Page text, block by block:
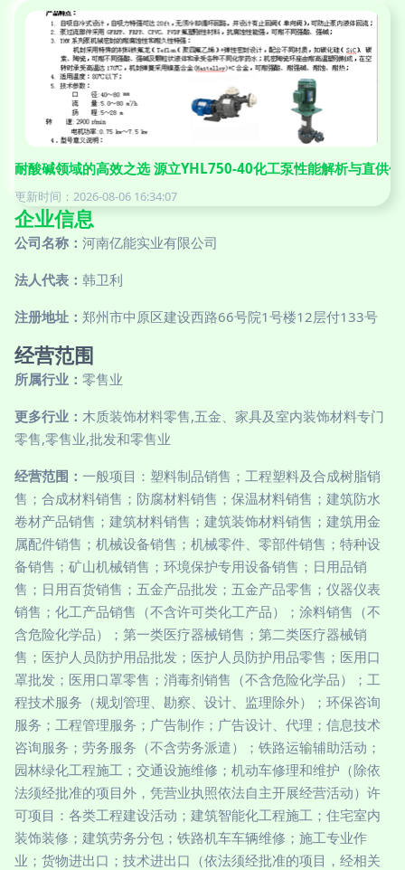
耐酸碱领域的高效之选 源立YHL750-40化工泵性能解析与直供
更新时间：2026-08-06 16:34:07
企业信息
公司名称： 河南亿能实业有限公司
法人代表： 韩卫利
注册地址： 郑州市中原区建设西路66号院1号楼12层付133号
经营范围
所属行业： 零售业
更多行业： 木质装饰材料零售,五金、家具及室内装饰材料专门
零售,零售业,批发和零售业
经营范围： 一般项目：塑料制品销售；工程塑料及合成树脂销
售；合成材料销售；防腐材料销售；保温材料销售；建筑防水
卷材产品销售；建筑材料销售；建筑装饰材料销售；建筑用金
属配件销售；机械设备销售；机械零件、零部件销售；特种设
备销售；矿山机械销售；环境保护专用设备销售；日用品销
售；日用百货销售；五金产品批发；五金产品零售；仪器仪表
销售；化工产品销售（不含许可类化工产品）；涂料销售（不
含危险化学品）；第一类医疗器械销售；第二类医疗器械销
售；医护人员防护用品批发；医护人员防护用品零售；医用口
罩批发；医用口罩零售；消毒剂销售（不含危险化学品）；工
程技术服务（规划管理、勘察、设计、监理除外）；环保咨询
服务；工程管理服务；广告制作；广告设计、代理；信息技术
咨询服务；劳务服务（不含劳务派遣）；铁路运输辅助活动；
园林绿化工程施工；交通设施维修；机动车修理和维护（除依
法须经批准的项目外，凭营业执照依法自主开展经营活动）许
可项目：各类工程建设活动；建筑智能化工程施工；住宅室内
装饰装修；建筑劳务分包；铁路机车车辆维修；施工专业作
业；货物进出口；技术进出口（依法须经批准的项目，经相关